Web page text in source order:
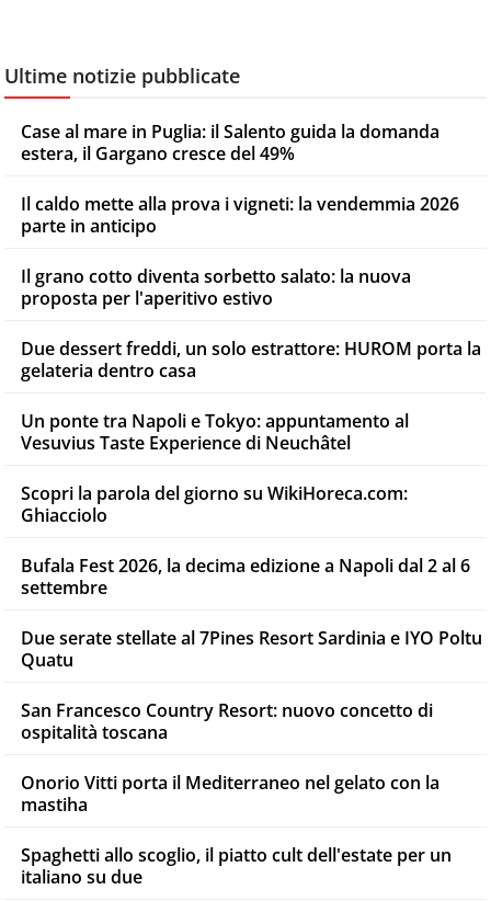
Ultime notizie pubblicate
Case al mare in Puglia: il Salento guida la domanda
estera, il Gargano cresce del 49%
Il caldo mette alla prova i vigneti: la vendemmia 2026
parte in anticipo
Il grano cotto diventa sorbetto salato: la nuova
proposta per l'aperitivo estivo
Due dessert freddi, un solo estrattore: HUROM porta la
gelateria dentro casa
Un ponte tra Napoli e Tokyo: appuntamento al
Vesuvius Taste Experience di Neuchâtel
Scopri la parola del giorno su WikiHoreca.com:
Ghiacciolo
Bufala Fest 2026, la decima edizione a Napoli dal 2 al 6
settembre
Due serate stellate al 7Pines Resort Sardinia e IYO Poltu
Quatu
San Francesco Country Resort: nuovo concetto di
ospitalità toscana
Onorio Vitti porta il Mediterraneo nel gelato con la
mastiha
Spaghetti allo scoglio, il piatto cult dell'estate per un
italiano su due